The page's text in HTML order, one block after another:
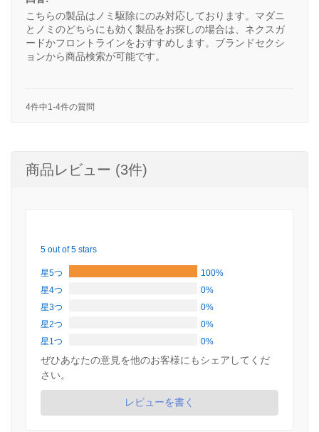
こちらの製品はノミ駆除にのみ対応しております。マダニ
とノミのどちらにも効く製品をお探しの場合は、ネクスガ
ードかフロントラインをおすすめします。ブランドセクシ
ョンから商品検索が可能です。
4件中1-4件の質問
商品レビュー (3件)
5 out of 5 stars
星5つ
100%
星4つ
0%
星3つ
0%
星2つ
0%
星1つ
0%
ぜひあなたの意見を他のお客様にもシェアしてくだ
さい。
レビューを書く